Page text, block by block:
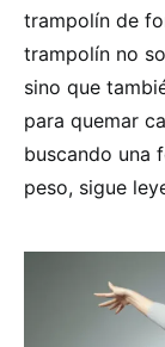
trampolín de
trampolín no
sino que
para quemar
buscando una
peso, sigue